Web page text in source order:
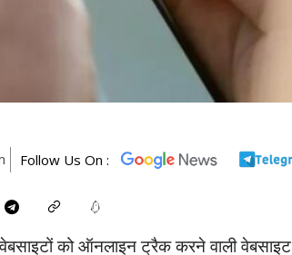
Follow Us On :
को ऑनलाइन ट्रैक करने वाली वेबसाइट